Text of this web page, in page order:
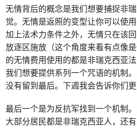
无情背后的概念是我们想要捕捉非
觉。无情是返照的变型让你可以使
加上法术力条件之外，无情只在该
放逐区施放（这个角度来看有点像
的无情费用使用的都是非瑞克西亚
我们想要提供系列一个咒语的机制
没有留到最后。下週我会告诉你们更
最后一个是为反抗军找到一个机制
大部分居民都是非瑞克西亚人，还